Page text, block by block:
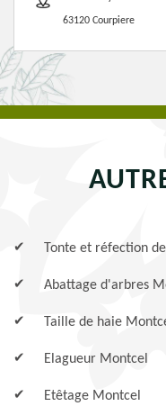
63120 Courpiere
Tonte et réfection
Abattage d'arbres
Taille de haie
Elagueur Montcel
Etêtage Montcel